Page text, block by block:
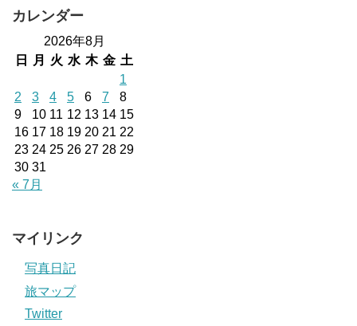
カレンダー
2026年8月
日
月 火 水 木 金 土
1
2
3 4 5 6 7
8
9
10 11 12 13 14 15
16 17 18 19 20 21 22
23 24 25 26 27 28 29
30 31
« 7月
マイリンク
写真日記
旅マップ
Twitter